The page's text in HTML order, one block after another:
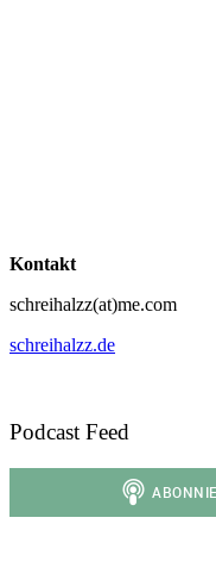
Kontakt
schreihalzz(at)me.com
schreihalzz.de
Podcast Feed